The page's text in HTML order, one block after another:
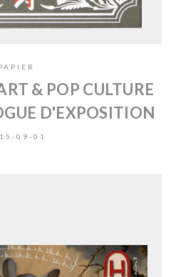
& POP CULTURE
D'EXPOSITION
09-01